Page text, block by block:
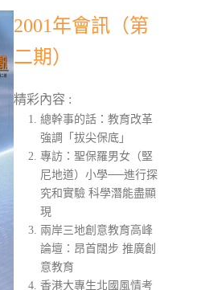
2001年會訊（第
二期）
精彩內容 :
總幹事的話：教育改革
強調「拔尖保底」
專訪：聖保羅男女（堅
尼地道）小學──進行探
究和實驗 科學潛能盡顯
現
兩岸三地創意教育高峰
論壇：昂首闊步 推廣創
意教育
香港大專生北國風情考